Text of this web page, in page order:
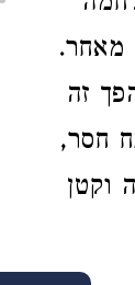
מאחר.
זה
חסר,
וקטן